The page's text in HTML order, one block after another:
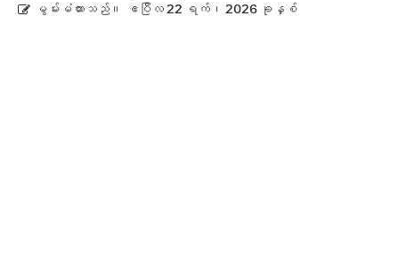
မွမ်းမံထားသည်။
ဧပြီလ 22 ရက်၊ 2026 ခုနှစ်